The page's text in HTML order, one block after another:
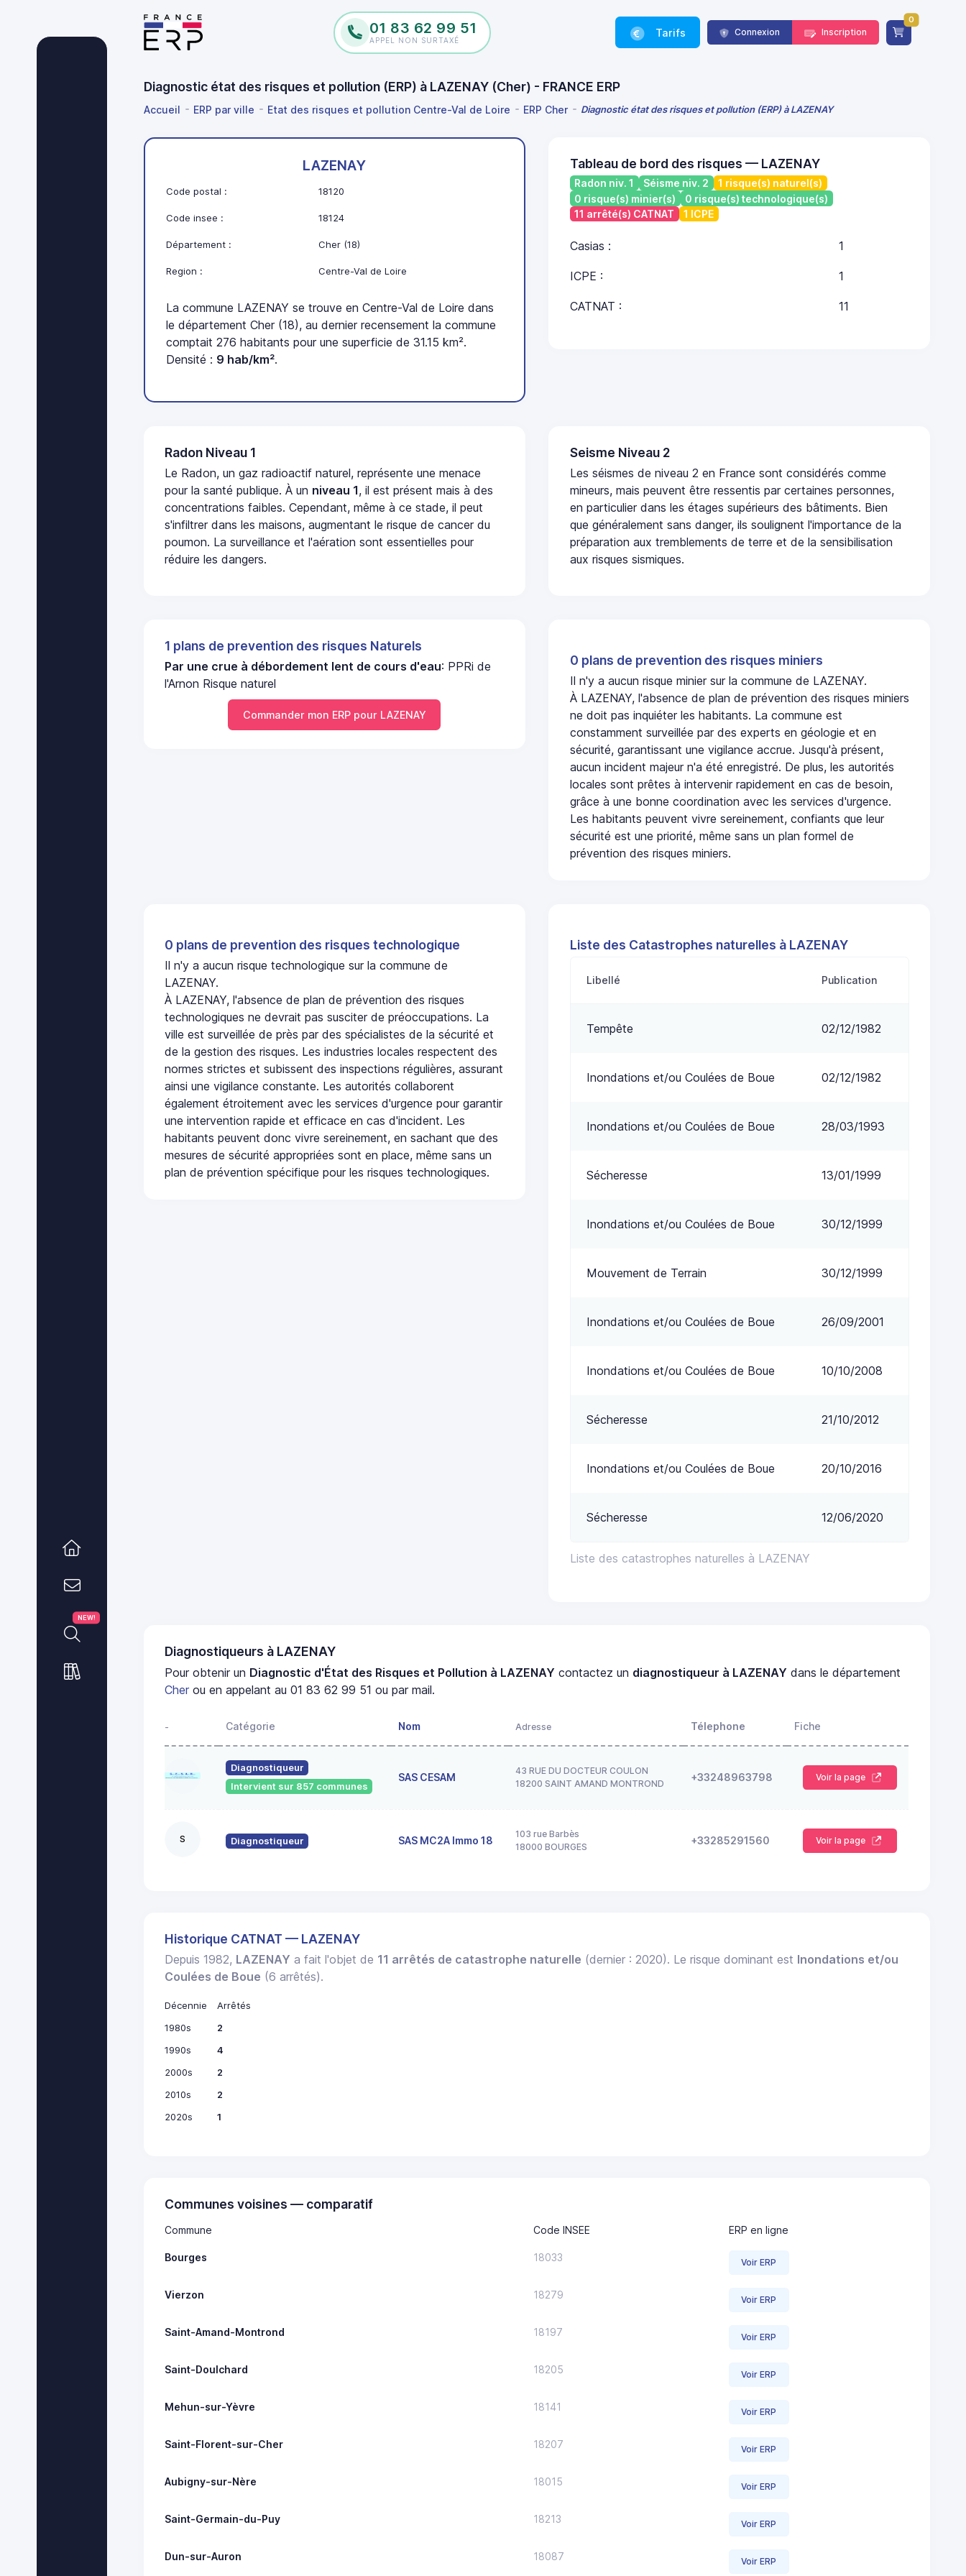
01 83 62 99 51
APPEL NON SURTAXÉ
Tarifs Connexion Inscription
0
Diagnostic état des risques et pollution (ERP) à LAZENAY (Cher) - FRANCE ERP
Accueil ERP par ville Etat des risques et pollution Centre-Val de Loire ERP Cher Diagnostic état des risques et pollution (ERP) à LAZENAY
NEW!
LAZENAY
Code postal : 18120
Code insee : 18124
Département : Cher (18)
Region : Centre-Val de Loire
La commune LAZENAY se trouve en Centre-Val de Loire dans
le département Cher (18), au dernier recensement la commune
comptait 276 habitants pour une superficie de 31.15 km².
Densité : 9 hab/km².
Tableau de bord des risques — LAZENAY
Radon niv. 1 Séisme niv. 2
1 risque(s) naturel(s)
0 risque(s) minier(s)
0 risque(s) technologique(s)
11 arrêté(s) CATNAT
1 ICPE
Casias : 1
ICPE : 1
CATNAT : 11
Radon Niveau 1
Le Radon, un gaz radioactif naturel, représente une menace
pour la santé publique. À un niveau 1, il est présent mais à des
concentrations faibles. Cependant, même à ce stade, il peut
s'infiltrer dans les maisons, augmentant le risque de cancer du
poumon. La surveillance et l'aération sont essentielles pour
réduire les dangers.
Seisme Niveau 2
Les séismes de niveau 2 en France sont considérés comme
mineurs, mais peuvent être ressentis par certaines personnes,
en particulier dans les étages supérieurs des bâtiments. Bien
que généralement sans danger, ils soulignent l'importance de la
préparation aux tremblements de terre et de la sensibilisation
aux risques sismiques.
1 plans de prevention des risques Naturels
Par une crue à débordement lent de cours d'eau: PPRi de
l'Arnon Risque naturel
Commander mon ERP pour LAZENAY
0 plans de prevention des risques miniers
Il n'y a aucun risque minier sur la commune de LAZENAY.
À LAZENAY, l'absence de plan de prévention des risques miniers
ne doit pas inquiéter les habitants. La commune est
constamment surveillée par des experts en géologie et en
sécurité, garantissant une vigilance accrue. Jusqu'à présent,
aucun incident majeur n'a été enregistré. De plus, les autorités
locales sont prêtes à intervenir rapidement en cas de besoin,
grâce à une bonne coordination avec les services d'urgence.
Les habitants peuvent vivre sereinement, confiants que leur
sécurité est une priorité, même sans un plan formel de
prévention des risques miniers.
0 plans de prevention des risques technologique
Il n'y a aucun risque technologique sur la commune de
LAZENAY.
À LAZENAY, l'absence de plan de prévention des risques
technologiques ne devrait pas susciter de préoccupations. La
ville est surveillée de près par des spécialistes de la sécurité et
de la gestion des risques. Les industries locales respectent des
normes strictes et subissent des inspections régulières, assurant
ainsi une vigilance constante. Les autorités collaborent
également étroitement avec les services d'urgence pour garantir
une intervention rapide et efficace en cas d'incident. Les
habitants peuvent donc vivre sereinement, en sachant que des
mesures de sécurité appropriées sont en place, même sans un
plan de prévention spécifique pour les risques technologiques.
Liste des Catastrophes naturelles à LAZENAY
Liste des catastrophes naturelles à LAZENAY
Libellé Publication
Tempête 02/12/1982
Inondations et/ou Coulées de Boue 02/12/1982
Inondations et/ou Coulées de Boue 28/03/1993
Sécheresse 13/01/1999
Inondations et/ou Coulées de Boue 30/12/1999
Mouvement de Terrain 30/12/1999
Inondations et/ou Coulées de Boue 26/09/2001
Inondations et/ou Coulées de Boue 10/10/2008
Sécheresse 21/10/2012
Inondations et/ou Coulées de Boue 20/10/2016
Sécheresse 12/06/2020
Diagnostiqueurs à LAZENAY
Pour obtenir un Diagnostic d'État des Risques et Pollution à LAZENAY contactez un diagnostiqueur à LAZENAY dans le département
Cher ou en appelant au 01 83 62 99 51 ou par mail.
- Catégorie Nom Adresse Télephone Fiche
Diagnostiqueur
Intervient sur 857 communes
SAS CESAM
43 RUE DU DOCTEUR COULON
18200 SAINT AMAND MONTROND
+33248963798 Voir la page
S Diagnostiqueur SAS MC2A Immo 18
103 rue Barbès
18000 BOURGES
+33285291560 Voir la page
Historique CATNAT — LAZENAY
Depuis 1982, LAZENAY a fait l'objet de 11 arrêtés de catastrophe naturelle (dernier : 2020). Le risque dominant est Inondations et/ou
Coulées de Boue (6 arrêtés).
Décennie
Arrêtés
1980s
2
1990s
4
2000s
2
2010s
2
2020s
1
Communes voisines — comparatif
Commune Code INSEE ERP en ligne
Bourges 18033 Voir ERP
Vierzon 18279 Voir ERP
Saint-Amand-Montrond 18197 Voir ERP
Saint-Doulchard 18205 Voir ERP
Mehun-sur-Yèvre 18141 Voir ERP
Saint-Florent-sur-Cher 18207 Voir ERP
Aubigny-sur-Nère 18015 Voir ERP
Saint-Germain-du-Puy 18213 Voir ERP
Dun-sur-Auron 18087 Voir ERP